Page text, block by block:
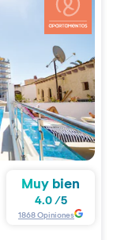
Muy bien
4.0/5
1868Opiniones